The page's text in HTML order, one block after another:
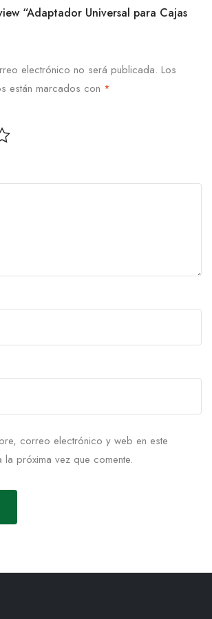
“Adaptador Universal para Cajas
electrónico no será publicada. Los
están marcados con *
correo electrónico y web en este
próxima vez que comente.